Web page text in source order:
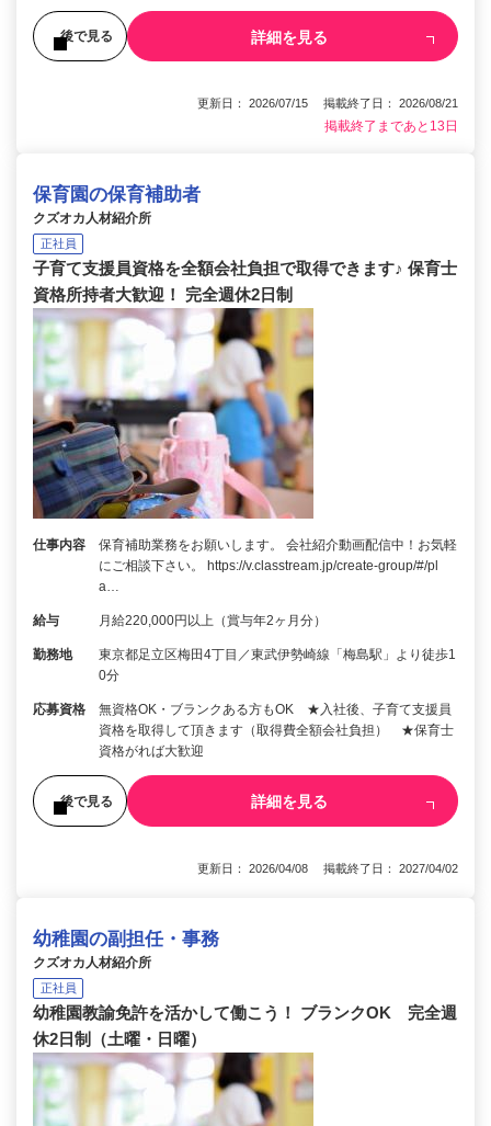
後で見る 詳細を見る
更新日： 2026/07/15 掲載終了日： 2026/08/21
掲載終了まであと13日
保育園の保育補助者
クズオカ人材紹介所
正社員
子育て支援員資格を全額会社負担で取得できます♪ 保育士
資格所持者大歓迎！ 完全週休2日制
仕事内容
保育補助業務をお願いします。 会社紹介動画配信中！お気軽
にご相談下さい。 https://v.classtream.jp/create-group/#/pl
a…
給与 月給220,000円以上（賞与年2ヶ月分）
勤務地
東京都足立区梅田4丁目／東武伊勢崎線「梅島駅」より徒歩1
0分
応募資格
無資格OK・ブランクある方もOK ★入社後、子育て支援員
資格を取得して頂きます（取得費全額会社負担） ★保育士
資格がれば大歓迎
後で見る 詳細を見る
更新日： 2026/04/08 掲載終了日： 2027/04/02
幼稚園の副担任・事務
クズオカ人材紹介所
正社員
幼稚園教諭免許を活かして働こう！ ブランクOK 完全週
休2日制（土曜・日曜）